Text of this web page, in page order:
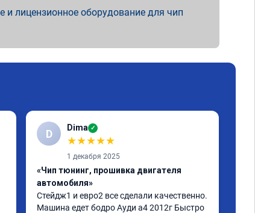
лицензионное оборудование для чип
D Dima ✓
★★★★★
1 декабря 2025
«Чип тюнинг, прошивка двигателя
автомобиля»
Стейдж1 и евро2 все сделали качественно.
Машина едет бодро Ауди а4 2012г Быстро